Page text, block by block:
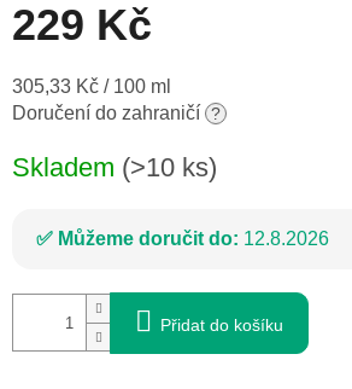
229 Kč
Měrná
cena:
305,33 Kč / 100 ml
Doručení do zahraničí ?
Skladem (>10 ks)
Můžeme doručit do: 12.8.2026
Přidat do košíku